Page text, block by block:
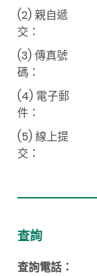
(2) 親自遞
交：
(3) 傳真號
碼：
(4) 電子郵
件：
(5) 線上提
交：
查詢
查詢電話：